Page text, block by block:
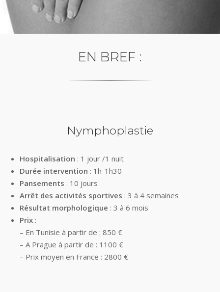
EN BREF :
Nymphoplastie
Hospitalisation : 1 jour /1 nuit
Durée intervention : 1h-1h30
Pansements : 10 jours
Arrêt des activités sportives : 3 à 4 semaines
Résultat morphologique : 3 à 6 mois
Prix :
– En Tunisie à partir de : 850 €
– A Prague à partir de : 1100 €
– Prix moyen en France : 2800 €